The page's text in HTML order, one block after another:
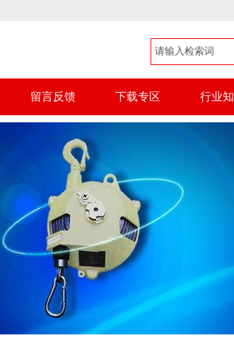
留言反馈 下载专区 行业